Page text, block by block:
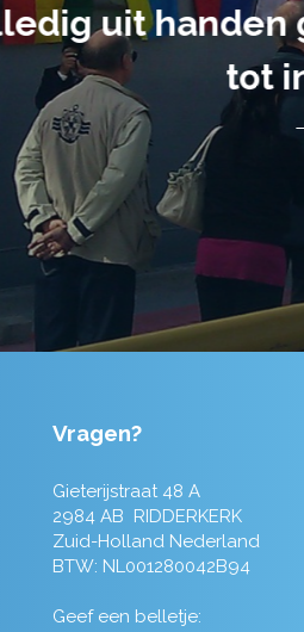
aanrader! Alles
Vragen?
Gieterijstraat 48 A
2984 AB RIDDERKERK
Zuid-Holland Nederland
BTW: NL001280042B94
Geef een belletje: